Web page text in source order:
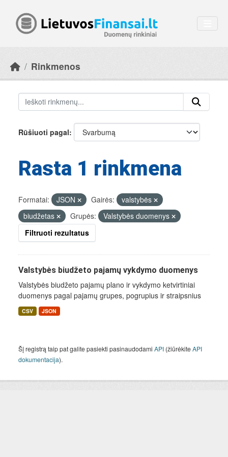
Rinkmenos
Rūšiuoti pagal
Rasta 1 rinkmena
Formatai: JSON Gairės:
valstybės
biudžetas
Grupės:
Valstybės duomenys
Filtruoti rezultatus
Valstybės biudžeto pajamų vykdymo duomenys
Valstybės biudžeto pajamų plano ir vykdymo ketvirtiniai
duomenys pagal pajamų grupes, pogrupius ir straipsnius
CSV JSON
Šį registrą taip pat galite pasiekti pasinaudodami API (žiūrėkiteAPI
dokumentacija).